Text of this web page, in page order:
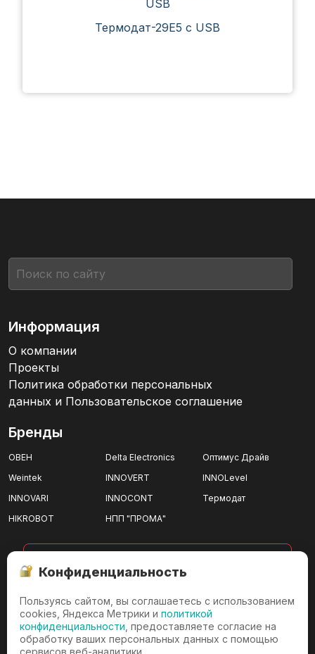
Термодат-29Е5 с USB
Информация
О компании
Проекты
Политика обработки персональных
данных и Пользовательское соглашение
Бренды
ОВЕН Delta Electronics
Оптимус Драйв
Weintek
INNOVERT
INNOLevel
INNOVARI
INNOCONT
Термодат
HIKROBOT
НПП "ПРОМА"
г. Ижевск
г. Ижевск, проезд имени
Дерябина, д.3/36
Конфиденциальность
Пользуясь сайтом, вы соглашаетесь с использованием
cookies, Яндекса Метрики и политикой
конфиденциальности , предоставляете согласие на
обработку ваших персональных данных с помощью
сервисов веб-аналитики.